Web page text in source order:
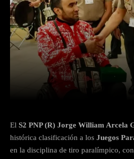
Facebook Twitter
El S2 PNP (R) Jorge William Arcela
histórica clasificación a los Juegos
en la disciplina de tiro paralímpico,